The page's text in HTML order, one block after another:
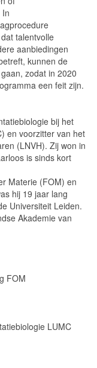
talentvolle
aanbiedingen
kunnen de
zodat in 2020
een feit zijn.
bij het
en voorzitter van het
(LNVH). Zij won in
is sinds kort
Materie (FOM) en
hij 19 jaar lang
Universiteit Leiden.
Akademie van
FOM
LUMC